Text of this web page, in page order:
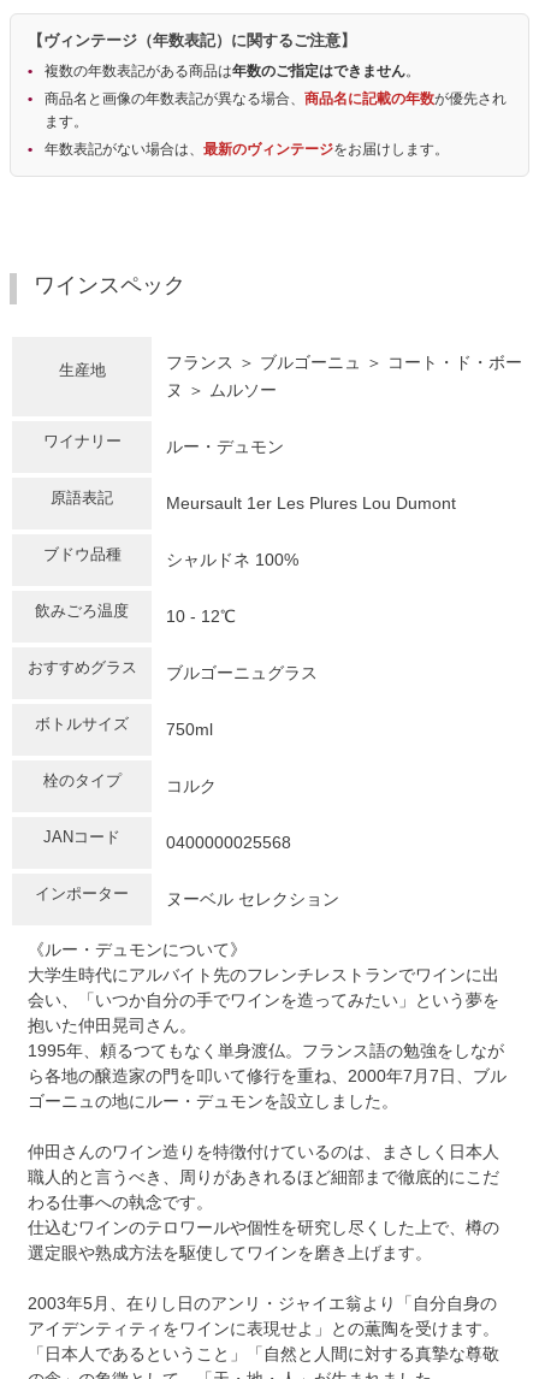
【ヴィンテージ（年数表記）に関するご注意】
複数の年数表記がある商品は年数のご指定はできません。
商品名と画像の年数表記が異なる場合、 商品名に記載の年数が優先され
ます。
年数表記がない場合は、 最新のヴィンテージをお届けします。
ワインスペック
生産地
フランス ＞ ブルゴーニュ ＞ コート・ド・ボー
ヌ ＞ ムルソー
ワイナリー ルー・デュモン
原語表記 Meursault 1er Les Plures Lou Dumont
ブドウ品種 シャルドネ 100%
飲みごろ温度 10 - 12℃
おすすめグラス ブルゴーニュグラス
ボトルサイズ 750ml
栓のタイプ コルク
JANコード 0400000025568
インポーター ヌーベル セレクション
《ルー・デュモンについて》
大学生時代にアルバイト先のフレンチレストランでワインに出
会い、「いつか自分の手でワインを造ってみたい」という夢を
抱いた仲田晃司さん。
1995年、頼るつてもなく単身渡仏。フランス語の勉強をしなが
ら各地の醸造家の門を叩いて修行を重ね、2000年7月7日、ブル
ゴーニュの地にルー・デュモンを設立しました。
仲田さんのワイン造りを特徴付けているのは、まさしく日本人
職人的と言うべき、周りがあきれるほど細部まで徹底的にこだ
わる仕事への執念です。
仕込むワインのテロワールや個性を研究し尽くした上で、樽の
選定眼や熟成方法を駆使してワインを磨き上げます。
2003年5月、在りし日のアンリ・ジャイエ翁より「自分自身の
アイデンティティをワインに表現せよ」との薫陶を受けます。
「日本人であるということ」「自然と人間に対する真摯な尊敬